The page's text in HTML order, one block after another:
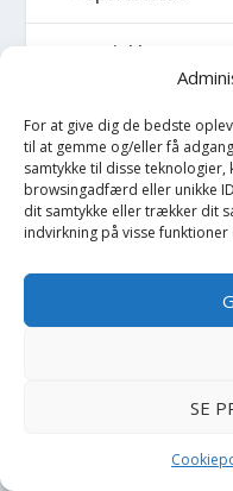
For at give dig de bedste
til at gemme og/eller få
samtykke til disse teknologier,
browsingadfærd eller unikke
dit samtykke eller trækker dit
indvirkning på visse funktioner
SE
Sprinkler
Stofble
Stofbog
Strømpebukser